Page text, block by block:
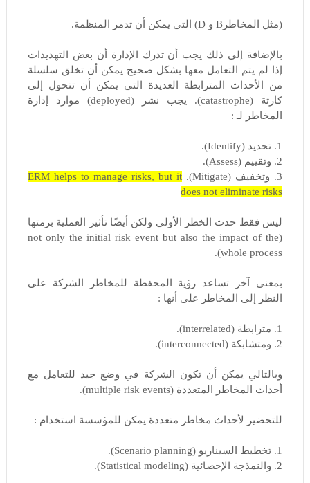
(مثل المخاطرB و D) التي يمكن أن تدمر المنظمة.
بالإضافة إلى ذلك يجب أن تدرك الإدارة أن بعض التهديدات
إذا لم يتم التعامل معها بشكل صحيح يمكن أن تخلق سلسلة
من الأحداث المترابطة العديدة التي يمكن أن تتحول إلى
كارثة (catastrophe). يجب نشر (deployed) موارد إدارة
المخاطر لـ :
1. تحديد (Identify).
2. وتقييم (Assess).
3. وتخفيف (Mitigate).
ERM helps to manage risks, but it
does not eliminate risks
ليس فقط حدث الخطر الأولي ولكن أيضًا تأثير العملية برمتها
(not only the initial risk event but also the impact of the
whole process).
بمعنى آخر تساعد رؤية المحفظة للمخاطر الشركة على
النظر إلى المخاطر على أنها :
1. مترابطة (interrelated).
2. ومتشابكة (interconnected).
وبالتالي يمكن أن تكون الشركة في وضع جيد للتعامل مع
أحداث المخاطر المتعددة (multiple risk events).
للتحضير لأحداث مخاطر متعددة يمكن للمؤسسة استخدام :
1. تخطيط السيناريو (Scenario planning).
2. والنمذجة الإحصائية (Statistical modeling).